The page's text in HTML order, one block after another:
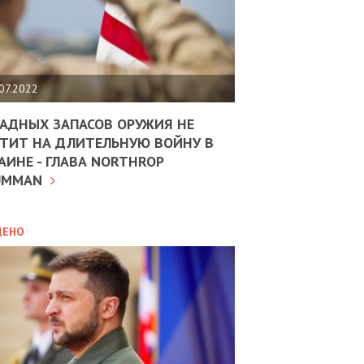
ЗАПАСОВ ОРУЖИЯ НЕ
НА ДЛИТЕЛЬНУЮ ВОЙНУ В
- ГЛАВА NORTHROP
10.02.2025